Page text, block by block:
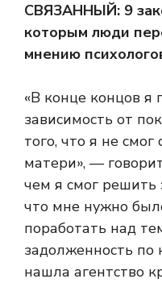
СВЯЗАННЫЙ: 9
которым люди
мнению
«В конце концов я
зависимость от
того, что я не смог
матери», —
чем я смог решить
что мне нужно
поработать над
задолженность по
нашла агентство